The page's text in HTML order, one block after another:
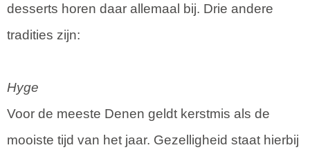
desserts horen daar allemaal bij. Drie andere
tradities zijn:
Hyge
Voor de meeste Denen geldt kerstmis als de
mooiste tijd van het jaar. Gezelligheid staat hierbij